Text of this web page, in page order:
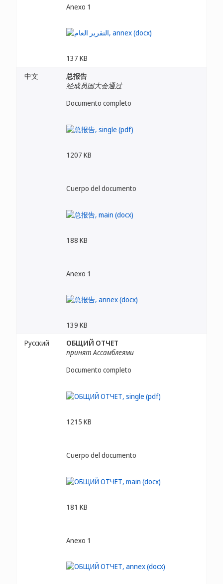
Anexo 1
137 KB
中文
总报告
经成员国大会通过
Documento completo
1207 KB
Cuerpo del documento
188 KB
Anexo 1
139 KB
Русский
ОБЩИЙ ОТЧЕТ
принят Ассамблеями
Documento completo
1215 KB
Cuerpo del documento
181 KB
Anexo 1